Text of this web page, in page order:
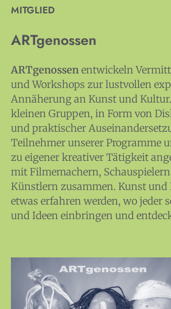
MITGLIED
ARTgenossen
ARTgenossenentwickeln
und Workshops zur lustvollen
Annäherung an Kunst und
kleinen Gruppen, in Form von
und praktischer
Teilnehmer unserer Programme
zu eigener kreativer Tätigkeit
mit Filmemachern,
Künstlern zusammen. Kunst und
etwas erfahren werden, wo jeder
und Ideen einbringen und
Themen
Infothek
About